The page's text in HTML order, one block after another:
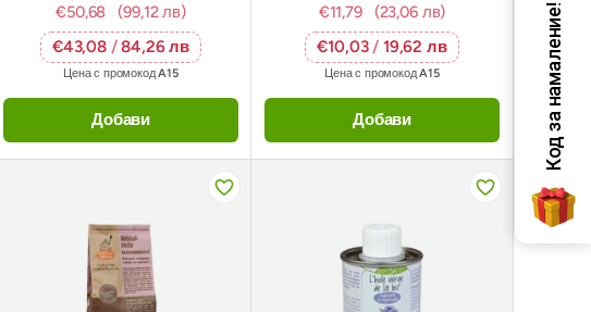
€50,68
(99,12 лв)
€43,08 /84,26 лв
Цена с промокодA15
Добави
€11,79
(23,06 лв)
€10,03 / 19,62 лв
Цена с промокодA15
Добави Код за намаление!